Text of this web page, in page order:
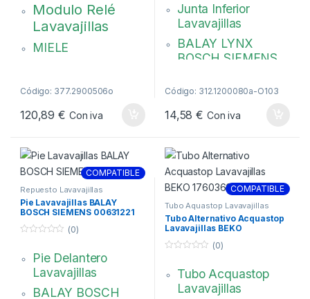
e
Modulo Relé
Lavavajillas
MIELE
09053390-
9053390
Este recambio Tiene que ser
instalado por un técnico
calificado
devoluciones ni cambios en
Código: 377.2900506o
120,89€ Con iva
e
Junta Inferior
Lavavajillas
BALAY LYNX
BOSCH SIEMENS
mm
00298534
Código: 312.1200080a-O103
14,58€ Con iva
COMPATIBLE
Repuesto Lavavajillas
Pie Lavavajillas BALAY
BOSCH SIEMENS 00631221
e
(0)
Pie Delantero
Lavavajillas
BALAY BOSCH
COMPATIBLE
Tubo Aquastop Lavavajillas
Tubo Alternativo Acquastop
Lavavajillas BEKO
1760360200
e
(0)
Tubo Acquastop
Lavavajillas